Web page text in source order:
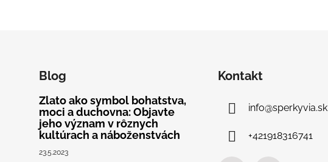
Blog
Zlato ako symbol bohatstva,
moci a duchovna: Objavte
jeho význam v rôznych
kultúrach a náboženstvách
23.5.2023
Kontakt
info@sperkyvia.sk
+421918316741